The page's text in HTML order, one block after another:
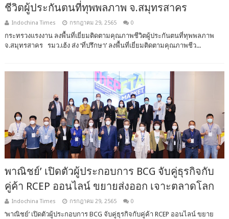
ชีวิตผู้ประกันตนที่ทุพพลภาพ จ.สมุทรสาคร
Indochina Times กรกฎาคม 29, 2565 0
กระทรวงแรงงาน ลงพื้นที่เยี่ยมติดตามคุณภาพชีวิตผู้ประกันตนที่ทุพพลภาพ
จ.สมุทรสาคร รมว.เฮ้ง ส่ง ‘ที่ปรึกษา’ ลงพื้นที่เยี่ยมติดตามคุณภาพชีว...
พาณิชย์’ เปิดตัวผู้ประกอบการ BCG จับคู่ธุรกิจกับ
คู่ค้า RCEP ออนไลน์ ขยายส่งออก เจาะตลาดโลก
Indochina Times กรกฎาคม 29, 2565 0
‘พาณิชย์’ เปิดตัวผู้ประกอบการ BCG จับคู่ธุรกิจกับคู่ค้า RCEP ออนไลน์ ขยาย